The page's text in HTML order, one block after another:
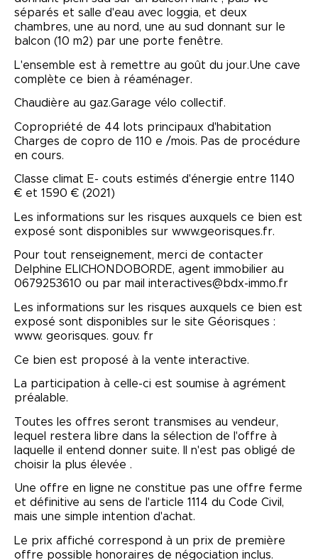
séparés et salle d'eau avec loggia, et deux
chambres, une au nord, une au sud donnant sur le
balcon (10 m2) par une porte fenêtre.
L'ensemble est à remettre au goût du jour.Une cave
complète ce bien à réaménager.
Chaudière au gaz.Garage vélo collectif.
Copropriété de 44 lots principaux d'habitation
Charges de copro de 110 e /mois. Pas de procédure
en cours.
Classe climat E- couts estimés d'énergie entre 1140
€ et 1590 € (2021)
Les informations sur les risques auxquels ce bien est
exposé sont disponibles sur www.georisques.fr.
Pour tout renseignement, merci de contacter
Delphine ELICHONDOBORDE, agent immobilier au
0679253610 ou par mail interactives@bdx-immo.fr
Les informations sur les risques auxquels ce bien est
exposé sont disponibles sur le site Géorisques :
www. georisques. gouv. fr
Ce bien est proposé à la vente interactive.
La participation à celle-ci est soumise à agrément
préalable.
Toutes les offres seront transmises au vendeur,
lequel restera libre dans la sélection de l'offre à
laquelle il entend donner suite. Il n'est pas obligé de
choisir la plus élevée .
Une offre en ligne ne constitue pas une offre ferme
et définitive au sens de l'article 1114 du Code Civil,
mais une simple intention d'achat.
Le prix affiché correspond à un prix de première
offre possible honoraires de négociation inclus.